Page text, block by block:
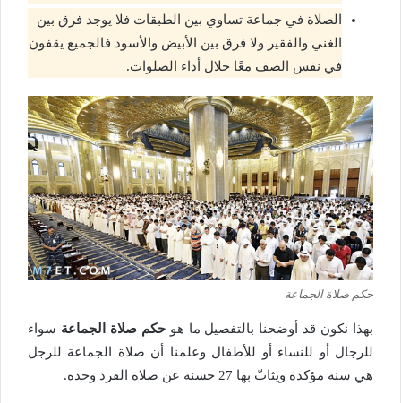
الصلاة في جماعة تساوي بين الطبقات فلا يوجد فرق بين
الغني والفقير ولا فرق بين الأبيض والأسود فالجميع يقفون
في نفس الصف معًا خلال أداء الصلوات.
حكم صلاة الجماعة
بهذا نكون قد أوضحنا بالتفصيل ما هوحكم صلاة الجماعة سواء
للرجال أو للنساء أو للأطفال وعلمنا أن صلاة الجماعة للرجل
هي سنة مؤكدة ويثابّ بها 27 حسنة عن صلاة الفرد وحده.